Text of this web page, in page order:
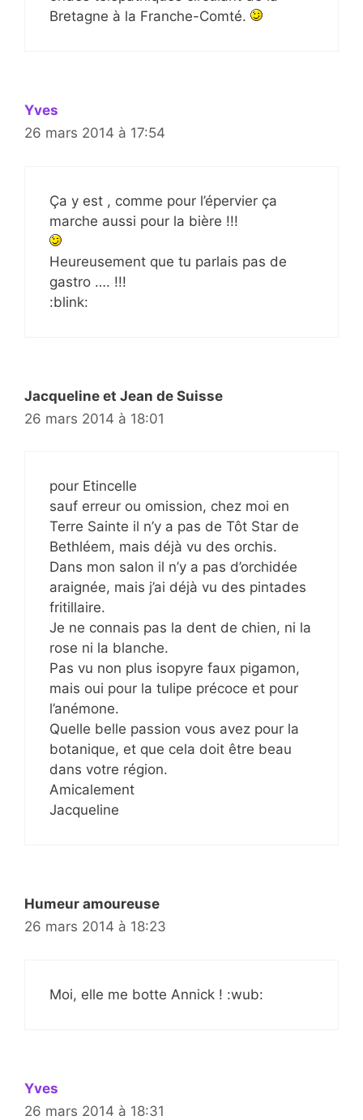
Bretagne à la Franche-Comté.
Yves
26 mars 2014 à 17:54
Ça y est , comme pour l’épervier ça
marche aussi pour la bière !!!
Heureusement que tu parlais pas de
gastro …. !!!
:blink:
Jacqueline et Jean de Suisse
26 mars 2014 à 18:01
pour Etincelle
sauf erreur ou omission, chez moi en
Terre Sainte il n’y a pas de Tôt Star de
Bethléem, mais déjà vu des orchis.
Dans mon salon il n’y a pas d’orchidée
araignée, mais j’ai déjà vu des pintades
fritillaire.
Je ne connais pas la dent de chien, ni la
rose ni la blanche.
Pas vu non plus isopyre faux pigamon,
mais oui pour la tulipe précoce et pour
l’anémone.
Quelle belle passion vous avez pour la
botanique, et que cela doit être beau
dans votre région.
Amicalement
Jacqueline
Humeur amoureuse
26 mars 2014 à 18:23
Moi, elle me botte Annick ! :wub:
Yves
26 mars 2014 à 18:31